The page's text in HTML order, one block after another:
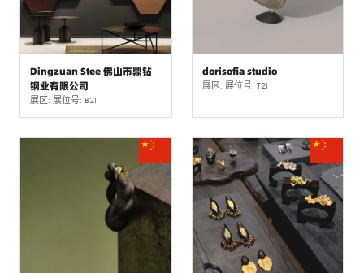
Dingzuan Stee 佛山市鼎钻
钢业有限公司
展区: 展位号: B21
dorisofia studio
展区: 展位号: T21